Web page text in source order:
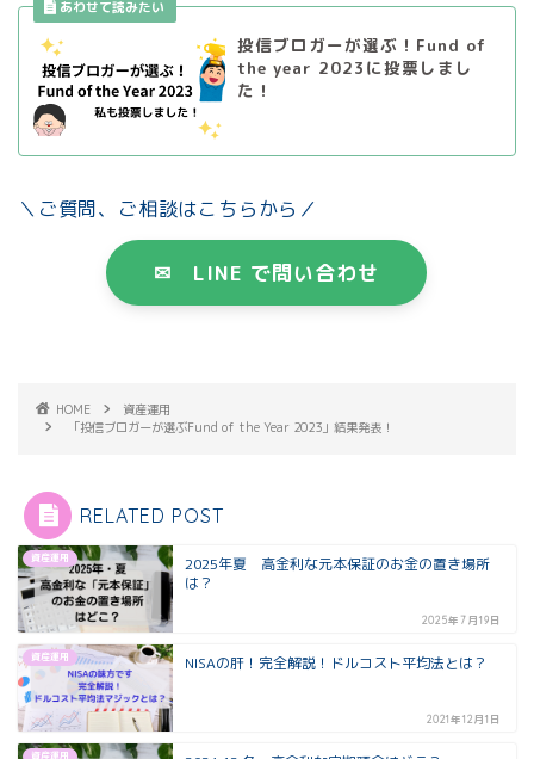
投信ブロガーが選ぶ！Fund of
the year 2023に投票しまし
た！
＼ご質問、ご相談はこちらから／
✉ LINE で問い合わせ
HOME
資産運用
「投信ブロガーが選ぶFund of the Year 2023」結果発表！
RELATED POST
資産運用
2025年夏 高金利な元本保証のお金の置き場所
は？
2025年7月19日
資産運用 NISAの肝！完全解説！ドルコスト平均法とは？
2021年12月1日
資産運用